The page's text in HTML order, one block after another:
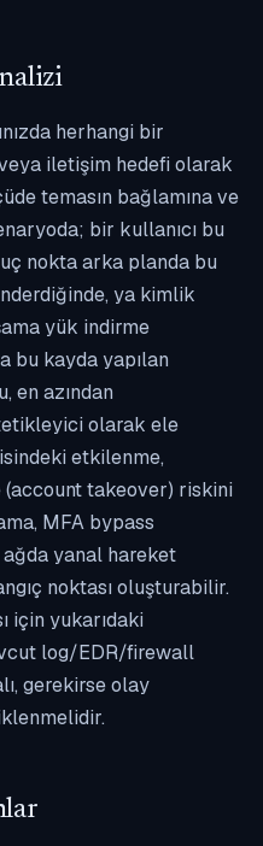
herhangi bir
iletişim hedefi olarak
temasın bağlamına ve
bir kullanıcı bu
nokta arka planda bu
ya kimlik
yük indirme
bu kayda yapılan
en azından
olarak ele
etkilenme,
takeover) riskini
MFA bypass
yanal hareket
noktası oluşturabilir.
için yukarıdaki
log/EDR/firewall
gerekirse olay